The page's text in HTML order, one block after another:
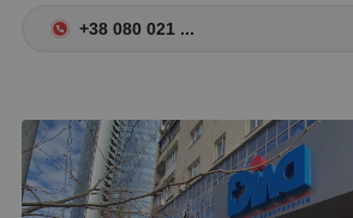
+38 080 021 ...